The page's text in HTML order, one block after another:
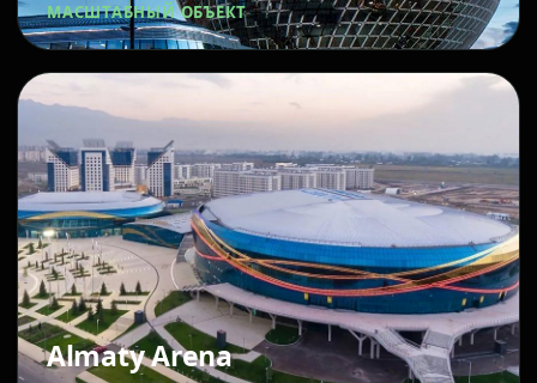
МАСШТАБНЫЙ ОБЪЕКТ
Almaty Arena